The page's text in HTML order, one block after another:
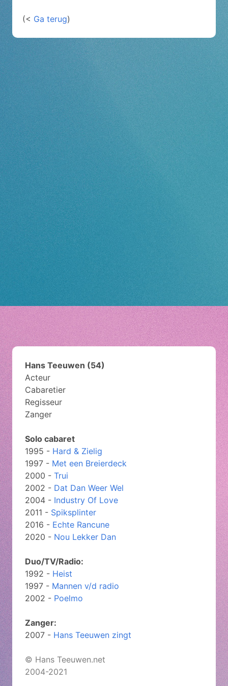
(< Ga terug)
Hans Teeuwen (54)
Acteur
Cabaretier
Regisseur
Zanger
Solo cabaret
1995 - Hard & Zielig
1997 - Met een Breierdeck
2000 - Trui
2002 - Dat Dan Weer Wel
2004 - Industry Of Love
2011 - Spiksplinter
2016 - Echte Rancune
2020 - Nou Lekker Dan
Duo/TV/Radio:
1992 - Heist
1997 - Mannen v/d radio
2002 - Poelmo
Zanger:
2007 - Hans Teeuwen zingt
© Hans Teeuwen.net
2004-2021